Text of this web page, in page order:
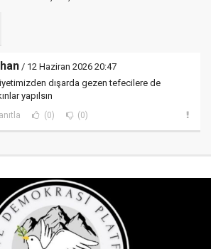
/ 12 Haziran 2026 20:47
dışarda gezen tefecilere de
yapılsın
(0) (0)